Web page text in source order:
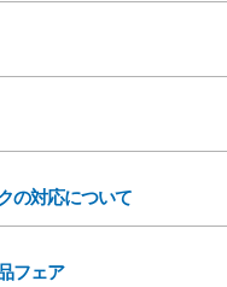
の対応について
フェア